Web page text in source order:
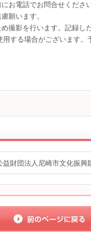
お電話でお問合せくださ
願います。
撮影を行います。記録し
する場合がございます。
益財団法人尼崎市文化振興